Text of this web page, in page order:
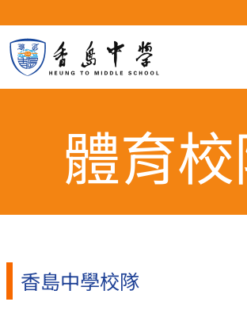
體育
香島中學校隊